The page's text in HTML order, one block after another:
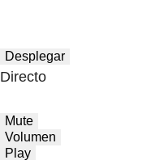
Desplegar
Directo
Mute
Volumen
Play